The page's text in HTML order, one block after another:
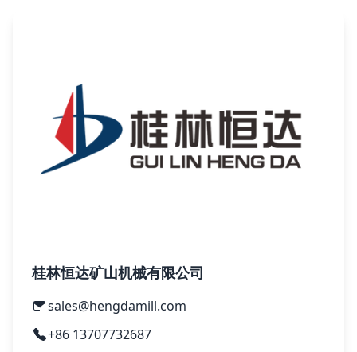
桂林恒达矿山机械有限公司
sales@hengdamill.com
+86 13707732687